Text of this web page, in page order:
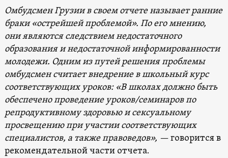
Омбудсмен Грузии в своем отчете называет ранние
браки «острейшей проблемой». По его мнению,
они являются следствием недостаточного
образования и недостаточной информированности
молодежи. Одним из путей решения проблемы
омбудсмен считает внедрение в школьный курс
соответствующих уроков: «В школах должно быть
обеспечено проведение уроков/семинаров по
репродуктивному здоровью и сексуальному
просвещению при участии соответствующих
специалистов, а также правоведов», —говорится в
рекомендательной части отчета.